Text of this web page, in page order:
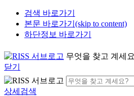
검색 바로가기
본문 바로가기(skip to content)
하단정보 바로가기
무엇을 찾고 계세
닫기
상세검색